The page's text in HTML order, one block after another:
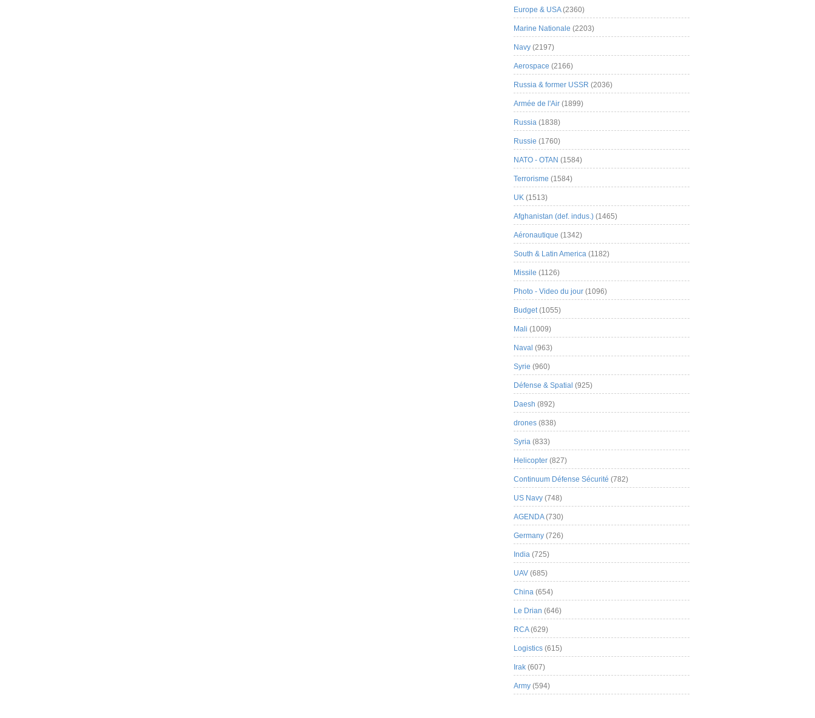
Europe & USA(2360)
Marine Nationale (2203)
Navy (2197)
Aerospace (2166)
Russia & former USSR (2036)
Armée de l'Air (1899)
Russia (1838)
Russie (1760)
NATO - OTAN (1584)
Terrorisme (1584)
UK (1513)
Afghanistan (def. indus.) (1465)
Aéronautique (1342)
South & Latin America (1182)
Missile (1126)
Photo - Video du jour (1096)
Budget(1055)
Mali (1009)
Naval (963)
Syrie (960)
Défense & Spatial (925)
Daesh (892)
drones (838)
Syria (833)
Helicopter (827)
Continuum Défense Sécurité (782)
US Navy (748)
AGENDA(730)
Germany (726)
India (725)
UAV (685)
China (654)
Le Drian (646)
RCA(629)
Logistics (615)
Irak (607)
Army (594)